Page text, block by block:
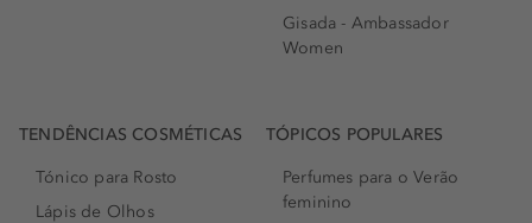
Gisada - Ambassador
Women
TENDÊNCIAS COSMÉTICAS
Tónico para Rosto
Lápis de Olhos
TÓPICOS POPULARES
Perfumes para o Verão
feminino